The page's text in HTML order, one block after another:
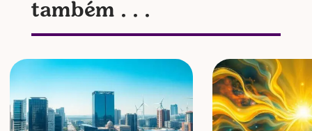
também . . .